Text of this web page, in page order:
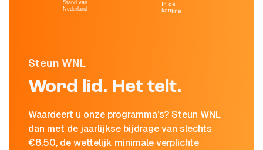
Steun WNL
Word lid. Het telt.
Waardeert u onze programma's? Steun WNL
dan met de jaarlijkse bijdrage van slechts
€8,50, de wettelijk minimale verplichte
Stand van
Nederland
In de
kantine